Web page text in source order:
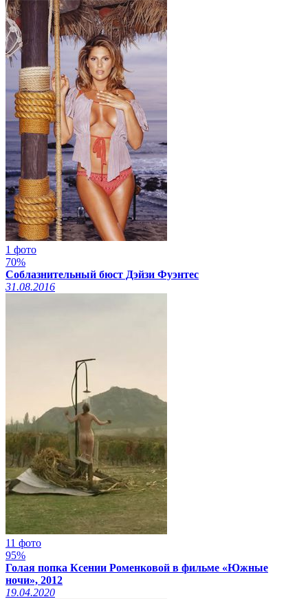
1 фото
70%
Соблазнительный бюст Дэйзи Фуэнтес
31.08.2016
11 фото
95%
Голая попка Ксении Роменковой в фильме «Южные
ночи», 2012
19.04.2020